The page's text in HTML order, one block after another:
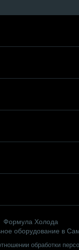
Формула Холода
оборудование в
обработки